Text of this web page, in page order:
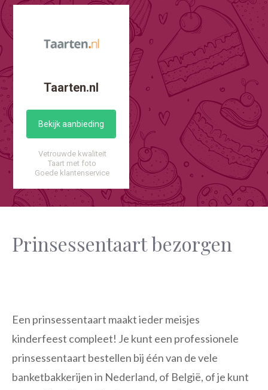
Taarten.nl
Bekijk aanbieding
Vetrouwde kwaliteit
Taart met foto
Goede klantenservice
Prinsessentaart bezorgen
Een prinsessentaart maakt ieder meisjes
kinderfeest compleet! Je kunt een professionele
prinsessentaart bestellen bij één van de vele
banketbakkerijen in Nederland, of België, of je kunt